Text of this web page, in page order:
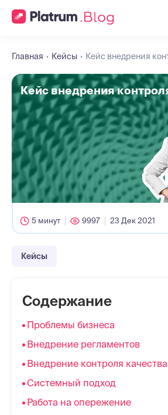
Главная Кейсы Кейс внедрения
Кейс внедрения
5 минут 9997 23 Дек 2021
Кейсы
Содержание
Проблемы бизнеса
Внедрение регламентов
Внедрение контроля качества
Системный подход
Работа на опережение